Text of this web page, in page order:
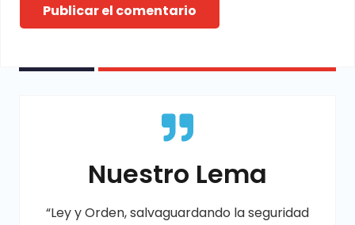
Publicar el comentario
Nuestro Lema
“Ley y Orden, salvaguardando la seguridad